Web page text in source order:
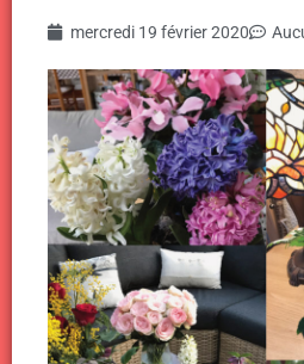
mercredi 19 février 2020